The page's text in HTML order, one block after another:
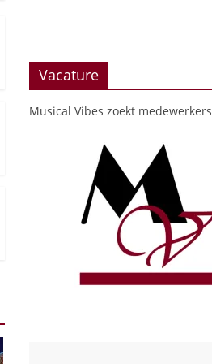
Vacature
Musical Vibes zoekt medewerkers